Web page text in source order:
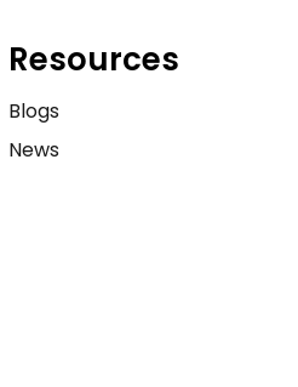
Resources
Blogs
News